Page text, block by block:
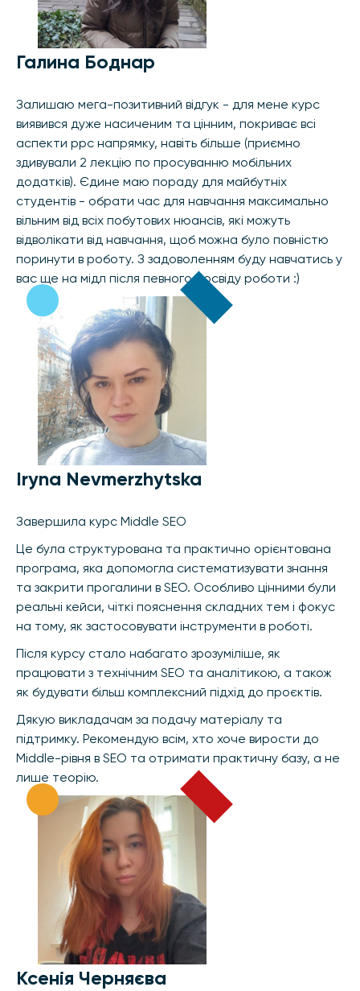
Галина Боднар
Залишаю мега-позитивний відгук - для мене курс
виявився дуже насиченим та цінним, покриває всі
аспекти ppc напрямку, навіть більше (приємно
здивували 2 лекцію по просуванню мобільних
додатків). Єдине маю пораду для майбутніх
студентів - обрати час для навчання максимально
вільним від всіх побутових нюансів, які можуть
відволікати від навчання, щоб можна було повністю
поринути в роботу. З задоволенням буду навчатись у
вас ще на мідл після певного досвіду роботи :)
Iryna Nevmerzhytska
Завершила курс Middle SEO
Це була структурована та практично орієнтована
програма, яка допомогла систематизувати знання
та закрити прогалини в SEO. Особливо цінними були
реальні кейси, чіткі пояснення складних тем і фокус
на тому, як застосовувати інструменти в роботі.
Після курсу стало набагато зрозуміліше, як
працювати з технічним SEO та аналітикою, а також
як будувати більш комплексний підхід до проєктів.
Дякую викладачам за подачу матеріалу та
підтримку. Рекомендую всім, хто хоче вирости до
Middle-рівня в SEO та отримати практичну базу, а не
лише теорію.
Ксенія Черняєва